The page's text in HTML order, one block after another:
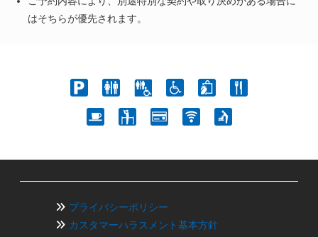
はそちらが優先されます。
プライバシーポリシー
カスタマーハラスメント基本方針